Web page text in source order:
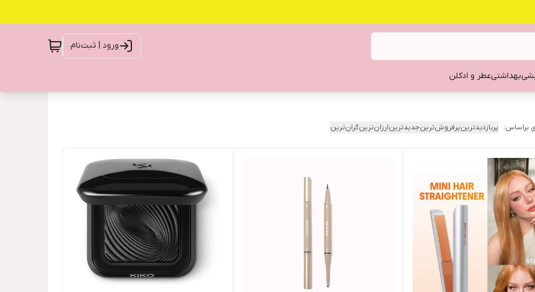
ورود | ثبت‌نام
بهداشتیعطر و ادکلن
براساس: پربازدیدترینپرفروش‌ترینجدیدترینارزان‌ترینگران‌ترین